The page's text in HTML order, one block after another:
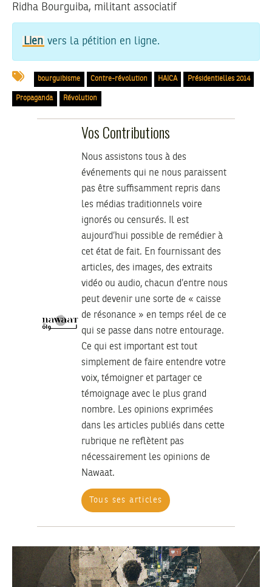
Ridha Bourguiba, militant associatif
Lien vers la pétition en ligne.
bourguibisme Contre-révolution HAICA Présidentielles 2014
Propaganda Révolution
Vos Contributions
Nous assistons tous à des
événements qui ne nous paraissent
pas être suffisamment repris dans
les médias traditionnels voire
ignorés ou censurés. Il est
aujourd’hui possible de remédier à
cet état de fait. En fournissant des
articles, des images, des extraits
vidéo ou audio, chacun d’entre nous
peut devenir une sorte de « caisse
de résonance » en temps réel de ce
qui se passe dans notre entourage.
Ce qui est important est tout
simplement de faire entendre votre
voix, témoigner et partager ce
témoignage avec le plus grand
nombre. Les opinions exprimées
dans les articles publiés dans cette
rubrique ne reflètent pas
nécessairement les opinions de
Nawaat.
Tous ses articles